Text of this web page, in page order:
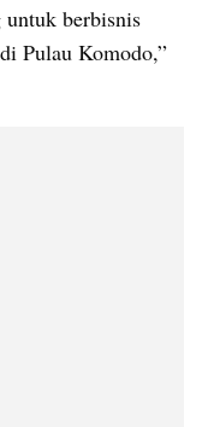
untuk berbisnis
Pulau Komodo,”